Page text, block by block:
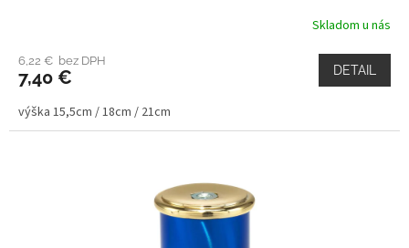
Skladom u nás
6,22 € bez DPH
7,40 € DETAIL
výška 15,5cm / 18cm / 21cm